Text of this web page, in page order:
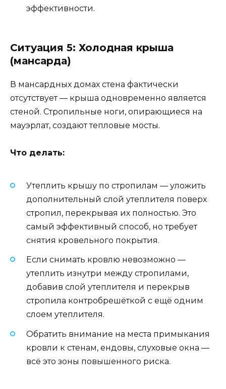
эффективности.
Ситуация 5: Холодная крыша
(мансарда)
В мансардных домах стена фактически
отсутствует — крыша одновременно является
стеной. Стропильные ноги, опирающиеся на
мауэрлат, создают тепловые мосты.
Что делать:
Утеплить крышу по стропилам — уложить
дополнительный слой утеплителя поверх
стропил, перекрывая их полностью. Это
самый эффективный способ, но требует
снятия кровельного покрытия.
Если снимать кровлю невозможно —
утеплить изнутри между стропилами,
добавив слой утеплителя и перекрыв
стропила контробрешёткой с ещё одним
слоем утеплителя.
Обратить внимание на места примыкания
кровли к стенам, ендовы, слуховые окна —
всё это зоны повышенного риска.